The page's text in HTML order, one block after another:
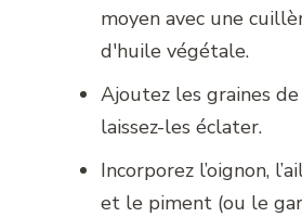
moyen avec une
d'huile végétale.
Ajoutez les graines
laissez-les éclater.
Incorporez l’oignon,
et le piment (ou le